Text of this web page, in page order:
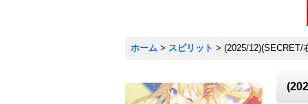
ホーム > スピリット > (2025/12)(SECRET/